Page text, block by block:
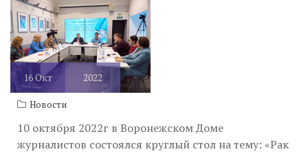
16Окт 2022
Новости
10 октября 2022г в Воронежском Доме
журналистов состоялся круглый стол на тему: «Рак